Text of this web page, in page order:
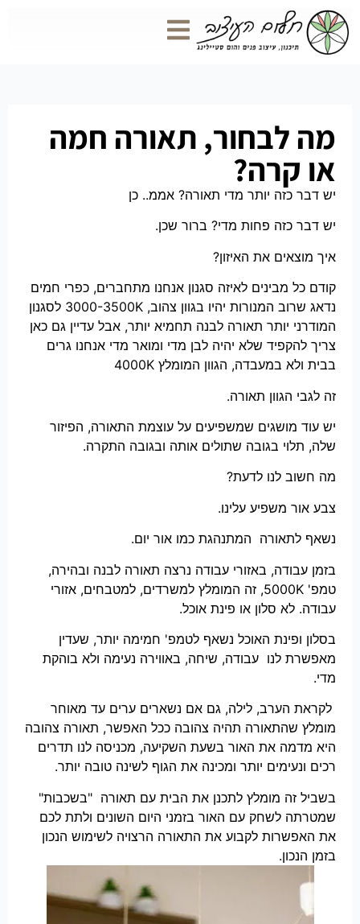
מה לבחור, תאורה חמה
או קרה?
יש דבר כזה יותר מדי תאורה? אממ.. כן
יש דבר כזה פחות מדי? ברור שכן.
איך מוצאים את האיזון?
קודם כל מבינים לאיזה סגנון אנחנו מתחברים, כפרי חמים
נדאג שרוב המנורות יהיו בגוון צהוב, 3000-3500K לסגנון
המודרני יותר תאורה לבנה תחמיא יותר, אבל עדיין גם כאן
צריך להקפיד שלא יהיה לבן מדי ומואר מדי אנחנו גרים
בבית ולא במעבדה, הגוון המומלץ 4000K
זה לגבי הגוון תאורה.
יש עוד מושגים שמשפיעים על עוצמת התאורה, הפיזור
שלה, תלוי בגובה שתולים אותה ובגובה התקרה.
מה חשוב לנו לדעת?
צבע אור משפיע עלינו.
נשאף לתאורה המתנהגת כמו אור יום.
בזמן עבודה, באזורי עבודה נרצה תאורה לבנה ובהירה,
טמפ' 5000K, זה המומלץ למשרדים, למטבחים, אזורי
עבודה. לא סלון או פינת אוכל.
בסלון ופינת האוכל נשאף לטמפ' חמימה יותר, שעדין
מאפשרת לנו עבודה, שיחה, באווירה נעימה ולא בוהקת
מדי.
לקראת הערב, לילה, גם אם נשארים ערים עד מאוחר
מומלץ שהתאורה תהיה צהובה ככל האפשר, תאורה צהובה
היא מדמה את האור בשעת השקיעה, מכניסה לנו תדרים
רכים ונעימים יותר ומכינה את הגוף לשינה טובה יותר.
בשביל זה מומלץ לתכנן את הבית עם תאורה "בשכבות"
שמטרתה לשחק עם האור בזמני היום השונים ולתת לכם
את האפשרות לקבוע את התאורה הרצויה לשימוש הנכון
בזמן הנכון.